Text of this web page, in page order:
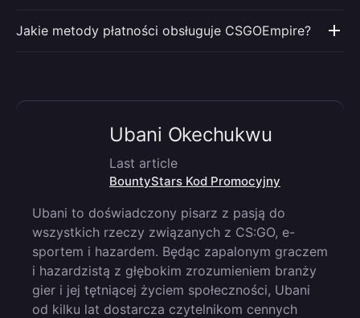
Jakie metody płatności obsługuje CSGOEmpire?
Ubani Okechukwu
Last article
BountyStars Kod Promocyjny
Ubani to doświadczony pisarz z pasją do
wszystkich rzeczy związanych z CS:GO, e-
sportem i hazardem. Będąc zapalonym graczem
i hazardzistą z głębokim zrozumieniem branży
gier i jej tętniącej życiem społeczności, Ubani
od kilku lat dostarcza czytelnikom cennych